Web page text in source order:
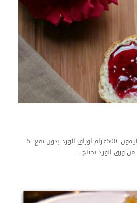
المقادير: ماء بارد. 4 حبات ليمون. 500غرام اوراق الورد بدون نقع. 5